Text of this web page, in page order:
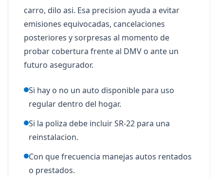
carro, dilo asi. Esa precision ayuda a evitar
emisiones equivocadas, cancelaciones
posteriores y sorpresas al momento de
probar cobertura frente al DMV o ante un
futuro asegurador.
Si hay o no un auto disponible para uso
regular dentro del hogar.
Si la poliza debe incluir SR-22 para una
reinstalacion.
Con que frecuencia manejas autos rentados
o prestados.